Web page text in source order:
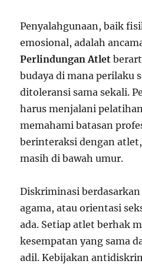
Penyalahgunaan, baik
emosional, adalah
Perlindungan Atlet
budaya di mana perilaku
ditoleransi sama sekali.
harus menjalani
memahami batasan
berinteraksi dengan
masih di bawah umur.
Diskriminasi
agama, atau orientasi
ada. Setiap atlet berhak
kesempatan yang sama
adil. Kebijakan